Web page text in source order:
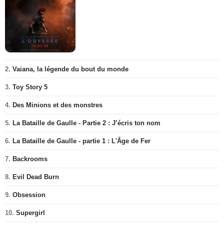
2. Vaiana, la légende du bout du monde
3. Toy Story 5
4. Des Minions et des monstres
5. La Bataille de Gaulle - Partie 2 : J’écris ton nom
6. La Bataille de Gaulle - partie 1 : L'Âge de Fer
7. Backrooms
8. Evil Dead Burn
9. Obsession
10. Supergirl